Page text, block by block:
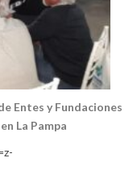
Entes y Fundaciones
La Pampa